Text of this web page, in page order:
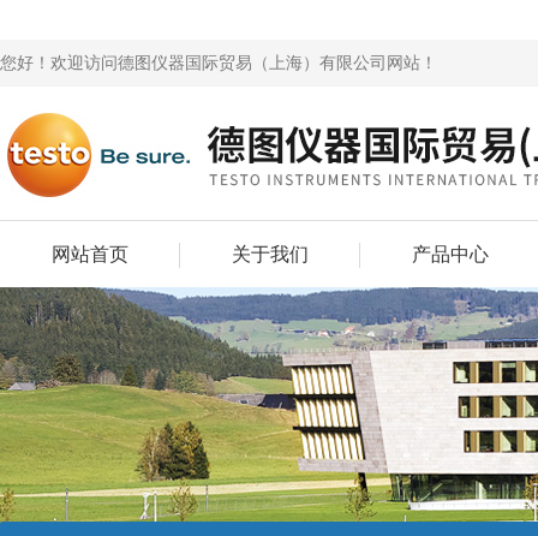
您好！欢迎访问德图仪器国际贸易（上海）有限公司网站！
网站首页 关于我们 产品中心